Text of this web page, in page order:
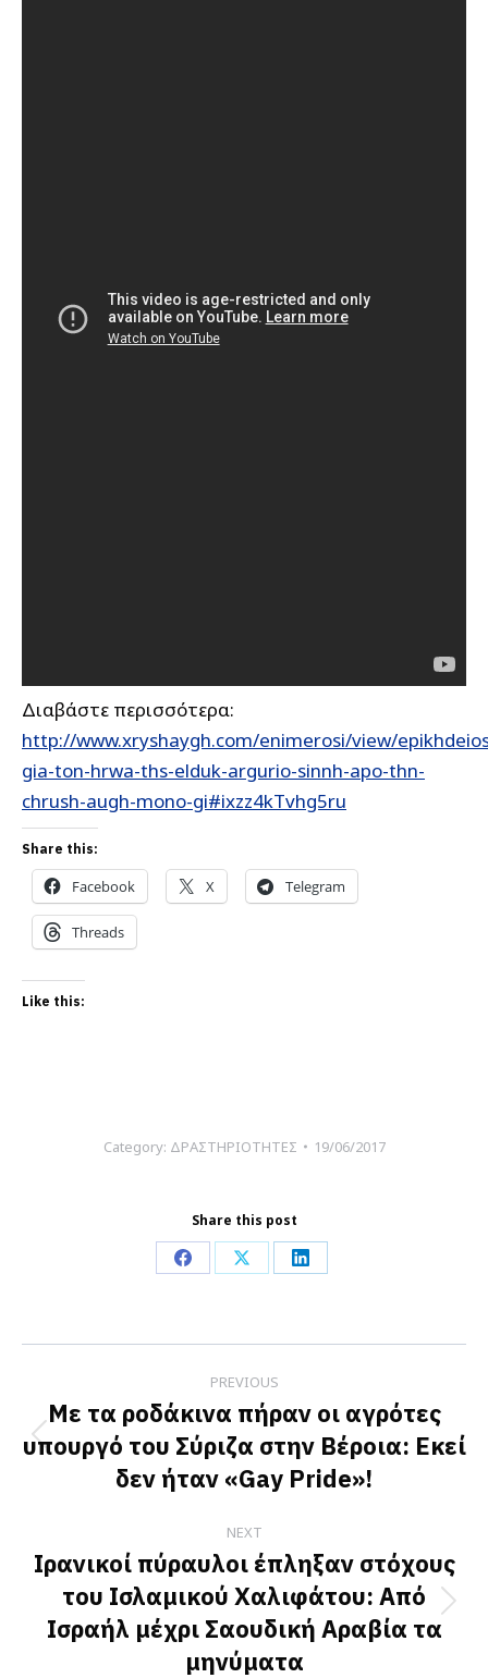
Διαβάστε περισσότερα:
http://www.xryshaygh.com/enimerosi/view/
gia-ton-hrwa-ths-elduk-argurio-sinnh-apo-thn-
chrush-augh-mono-gi#ixzz4kTvhg5ru
Share this:
Facebook X Telegram
Threads
Like this:
Category: ΔΡΑΣΤΗΡΙΟΤΗΤΕΣ 19/06/2017
Share this post
Share
Facebook
Share
X
Share
LinkedIn
navigation
PREVIOUS
Previous
post:
Με τα ροδάκινα πήραν οι αγρότες
υπουργό του Σύριζα στην Βέροια: Εκεί
δεν ήταν «Gay Pride»!
NEXT
Next
post:
Ιρανικοί πύραυλοι έπληξαν στόχους
του Ισλαμικού Χαλιφάτου: Από
Ισραήλ μέχρι Σαουδική Αραβία τα
μηνύματα